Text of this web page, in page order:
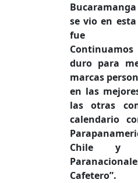
se vio en
fue
duro para
marcas
en las
las otras
calendario
Chile y
Cafetero”.